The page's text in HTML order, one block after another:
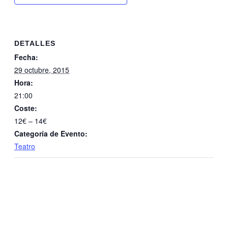
DETALLES
Fecha:
29 octubre, 2015
Hora:
21:00
Coste:
12€ – 14€
Categoría de Evento:
Teatro